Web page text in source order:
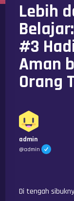
Lebih
#3
Aman
Orang
admin
@admin
Di tengah